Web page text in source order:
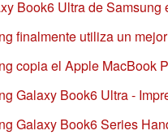
Book6 Ultra de
finalmente utiliza un
copia el Apple MacBook
Galaxy Book6 Ultra -
Galaxy Book6 Series